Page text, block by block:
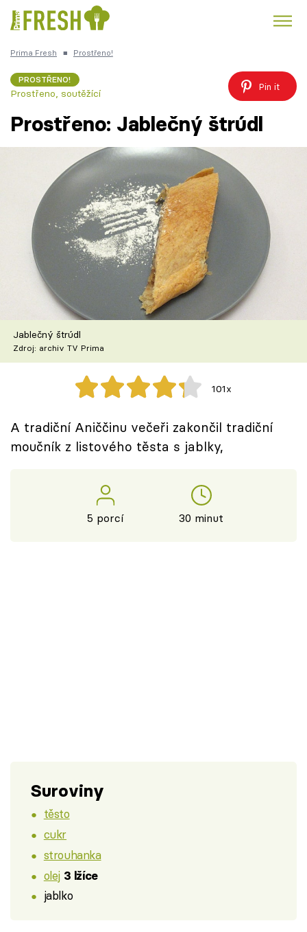
Česká kuchyně
Témata
Recepty
Články
TV Program
Škola vaření
Recepty z TV
Speciál: Cuketa
Těhotnej kuchař
Sledujte prima+
Prima Fresh ■ Prostřeno!
PROSTŘENO!
Prostřeno, soutěžící
Pin it
Prostřeno: Jablečný štrúdl
Jablečný štrúdl
Zdroj: archiv TV Prima
101x
A tradiční Aniččinu večeři zakončil tradiční
moučník z listového těsta s jablky,
5 porcí 30 minut
Suroviny
těsto
cukr
strouhanka
olej 3 lžíce
jablko